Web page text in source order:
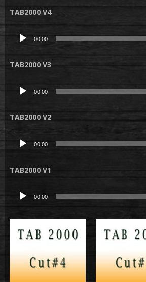
TAB2000 V4
Lecteur
00:00
TAB2000 V3
Lecteur
00:00
TAB2000 V2
Lecteur
audio
00:00
TAB2000 V1
Lecteur
00:00